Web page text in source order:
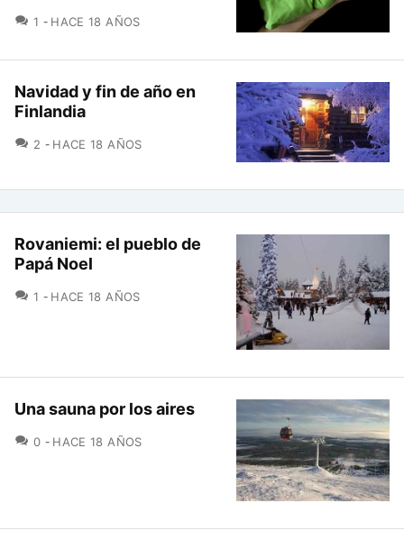
1 COMENTARIOS
HACE 18 AÑOS
Navidad y fin de año en
Finlandia
2 COMENTARIOS
HACE 18 AÑOS
Rovaniemi: el pueblo de
Papá Noel
1 COMENTARIOS
HACE 18 AÑOS
Una sauna por los aires
0 COMENTARIOS
HACE 18 AÑOS